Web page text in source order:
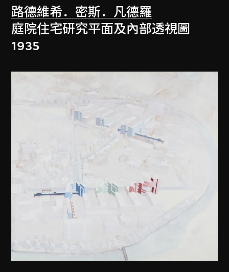
路德維希．密斯．凡德羅
庭院住宅研究平面及內部透視圖
1935